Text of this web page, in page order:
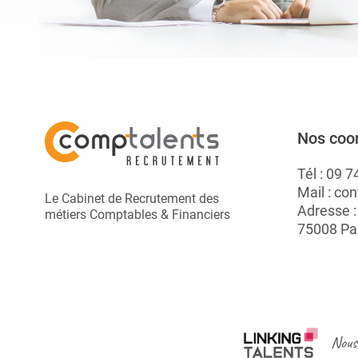
Le Cabinet de Recrutement des
métiers Comptables & Financiers
Nos
Tél : 09
Mail :
Adresse
75008